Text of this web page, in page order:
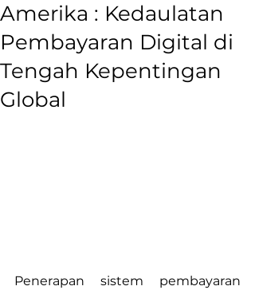
Amerika : Kedaulatan
Pembayaran Digital di
Tengah Kepentingan
Global
Penerapan sistem pembayaran